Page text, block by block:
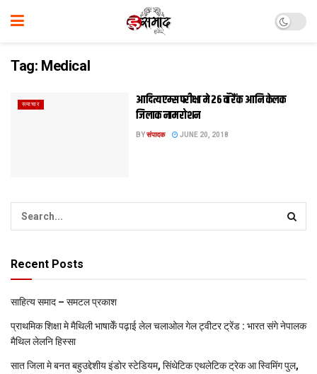
Tag: Medical
समाचार
आदित्य एम्स परीक्षा मे २६ वाँ रैंक आनि केलक
जिलाक नाम रोशन
BYसंपादक JUNE 20, 2018
Recent Posts
साहित्य समाद – समटल प्रकाश
प्राथमिक शि‍क्षा मे मैथि‍ली भाषाकेँ पढ़ाई लेल चलाओल गेल ट्वीटर ट्रेंड : भारत संगे नेपालक
मैथिल लेलनि हिस्सा
सात जिला मे बनत बहुउद्देशीय इंडोर स्‍टेडि‍यम, सिंथेटिक एथलेटिक ट्रेक आ स्विमिंग पुल,